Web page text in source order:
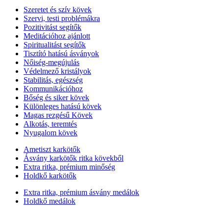
Szeretet és szív kövek
Szervi, testi problémákra
Pozitivitást segítők
Meditációhoz ajánlott
Spiritualitást segítők
Tisztító hatású ásványok
Nőiség-megújulás
Védelmező kristályok
Stabilitás, egészség
Kommunikációhoz
Bőség és siker kövek
Különleges hatású kövek
Magas rezgésű Kövek
Alkotás, teremtés
Nyugalom kövek
Ametiszt karkötők
Ásvány karkötők ritka kövekből
Extra ritka, prémium minőség
Holdkő karkötők
Extra ritka, prémium ásvány medálok
Holdkő medálok